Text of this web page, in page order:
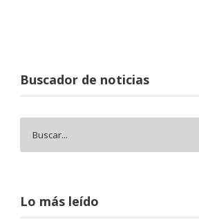
Buscador de noticias
Lo más leído